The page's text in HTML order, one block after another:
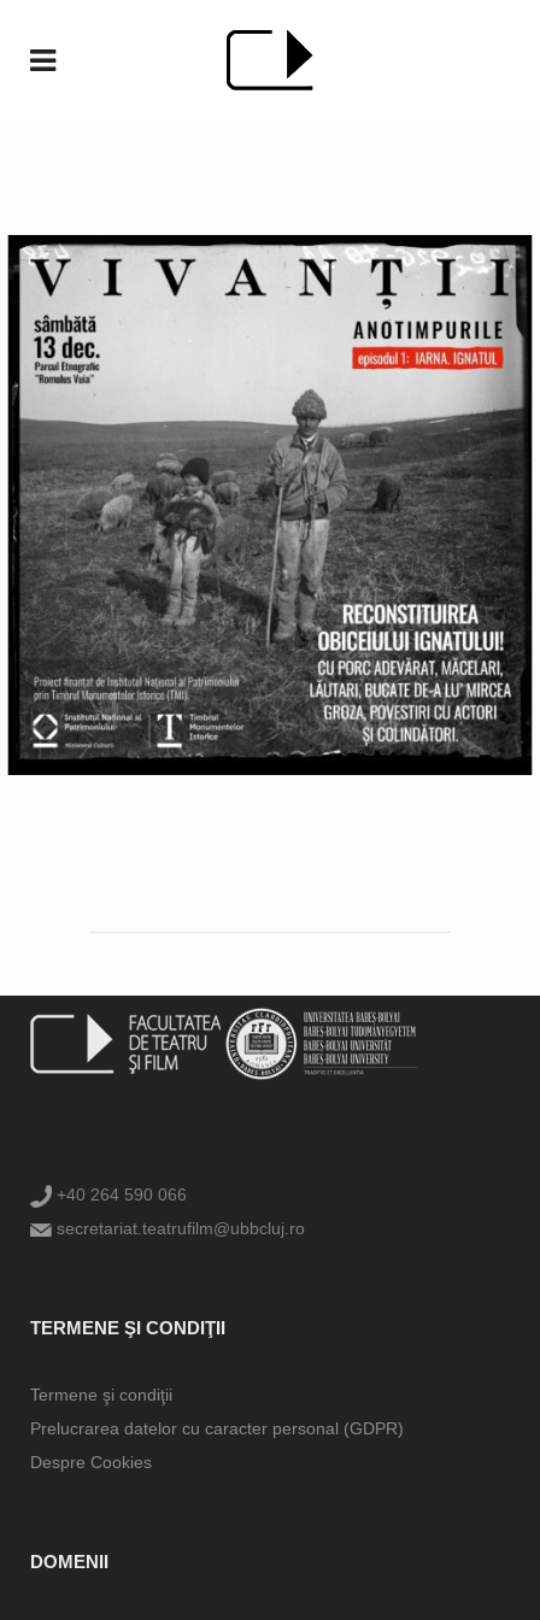
+40 264 590 066
secretariat.teatrufilm@ubbcluj.ro
TERMENE ŞI CONDIŢII
Termene şi condiţii
Prelucrarea datelor cu caracter personal (GDPR)
Despre Cookies
DOMENII